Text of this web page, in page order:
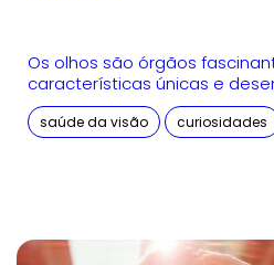
Os olhos são órgãos
características únicas e
saúde da visão curiosidades